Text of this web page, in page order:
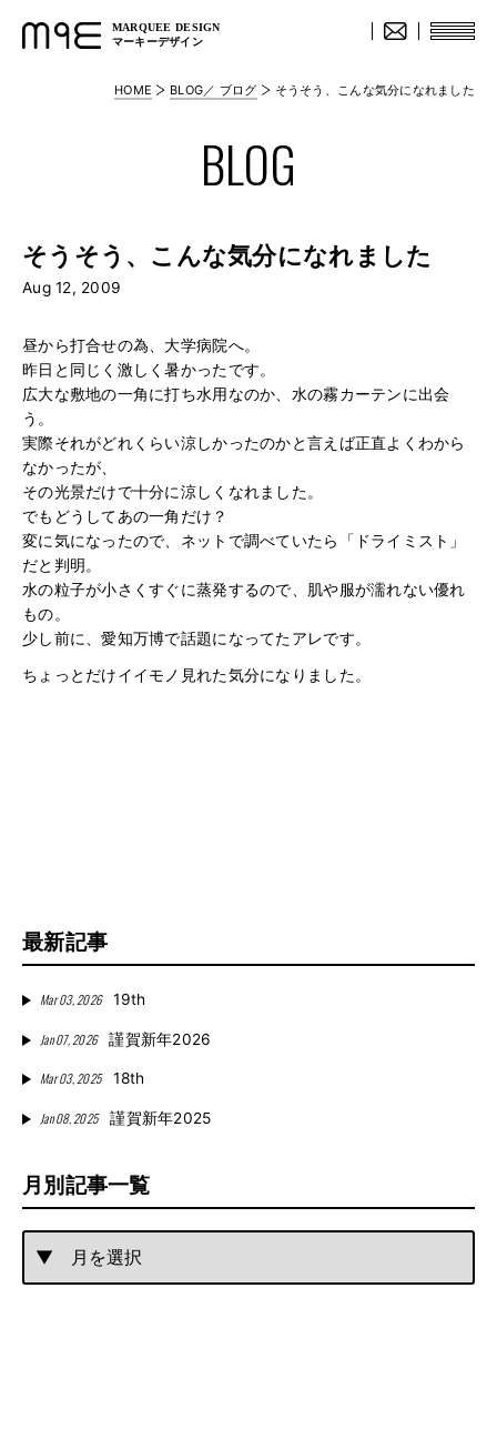
MARQUEE DESIGN
マーキーデザイン
HOME BLOG／ ブログ そうそう、こんな気分になれました
BLOG
そうそう、こんな気分になれました
Aug 12, 2009
昼から打合せの為、大学病院へ。
昨日と同じく激しく暑かったです。
広大な敷地の一角に打ち水用なのか、水の霧カーテンに出会
う。
実際それがどれくらい涼しかったのかと言えば正直よくわから
なかったが、
その光景だけで十分に涼しくなれました。
でもどうしてあの一角だけ？
変に気になったので、ネットで調べていたら「ドライミスト」
だと判明。
水の粒子が小さくすぐに蒸発するので、肌や服が濡れない優れ
もの。
少し前に、愛知万博で話題になってたアレです。
ちょっとだけイイモノ見れた気分になりました。
最新記事
Mar 03, 2026 19th
Jan 07, 2026 謹賀新年2026
Mar 03, 2025 18th
Jan 08, 2025 謹賀新年2025
月別記事一覧